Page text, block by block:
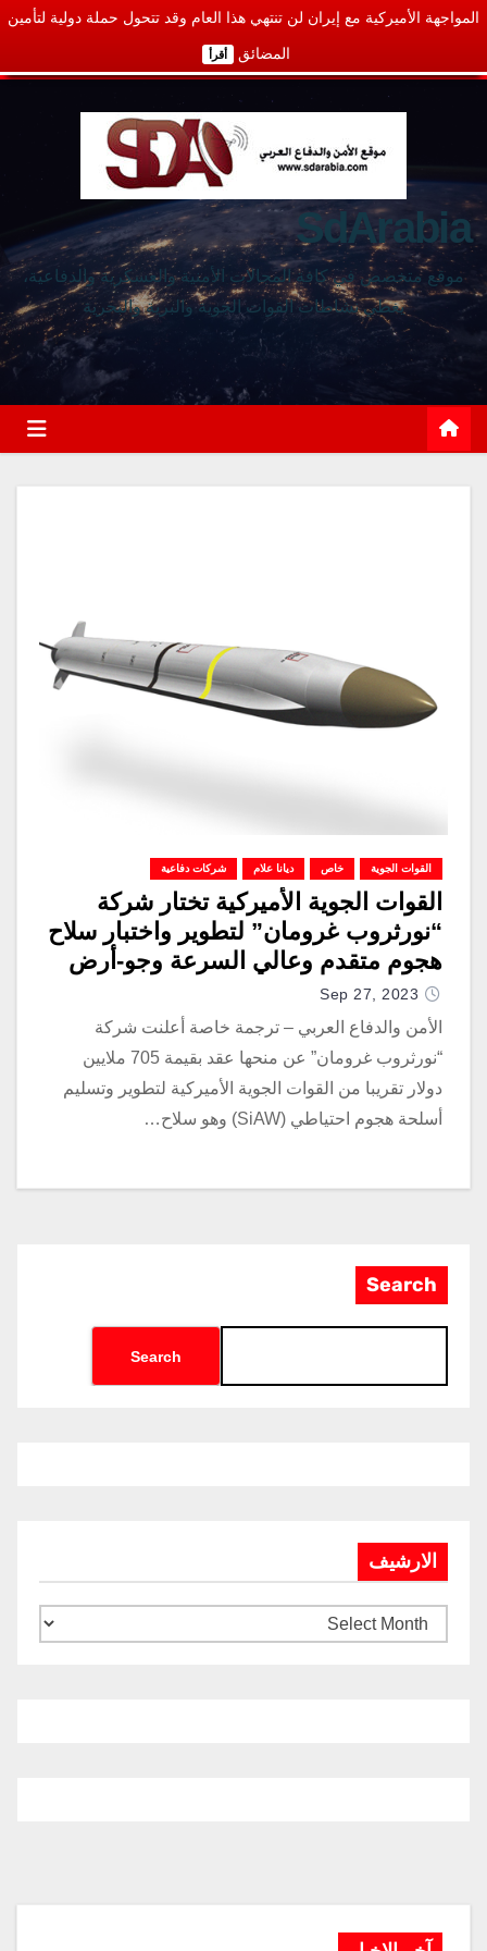
المواجهة الأميركية مع إيران لن تنتهي هذا العام وقد تتحول حملة دولية لتأمين
المضائق أقرأ
SdArabia
موقع متخصص في كافة المجالات الأمنية والعسكرية والدفاعية،
يغطي نشاطات القوات الجوية والبرية والبحرية
القوات الجوية خاص ديانا علام شركات دفاعية
القوات الجوية الأميركية تختار شركة
“نورثروب غرومان” لتطوير واختبار سلاح
هجوم متقدم وعالي السرعة وجو-أرض
Sep 27, 2023
الأمن والدفاع العربي – ترجمة خاصة أعلنت شركة
“نورثروب غرومان” عن منحها عقد بقيمة 705 ملايين
دولار تقريبا من القوات الجوية الأميركية لتطوير وتسليم
أسلحة هجوم احتياطي (SiAW) وهو سلاح…
Search
Search
الارشيف